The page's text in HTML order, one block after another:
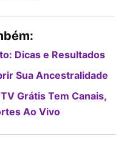
Dicas e Resultados
Sua Ancestralidade
Grátis Tem Canais,
Ao Vivo